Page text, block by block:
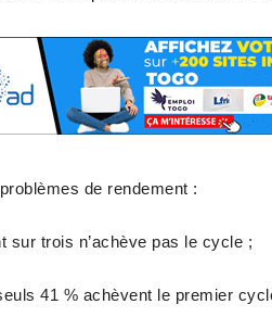
de rendement :
sur trois n’achève pas le cycle ;
41 % achèvent le premier